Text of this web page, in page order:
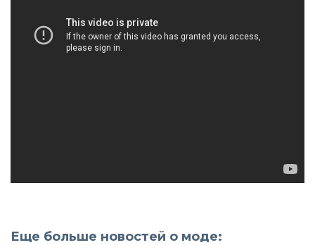
Еще больше новостей о моде: